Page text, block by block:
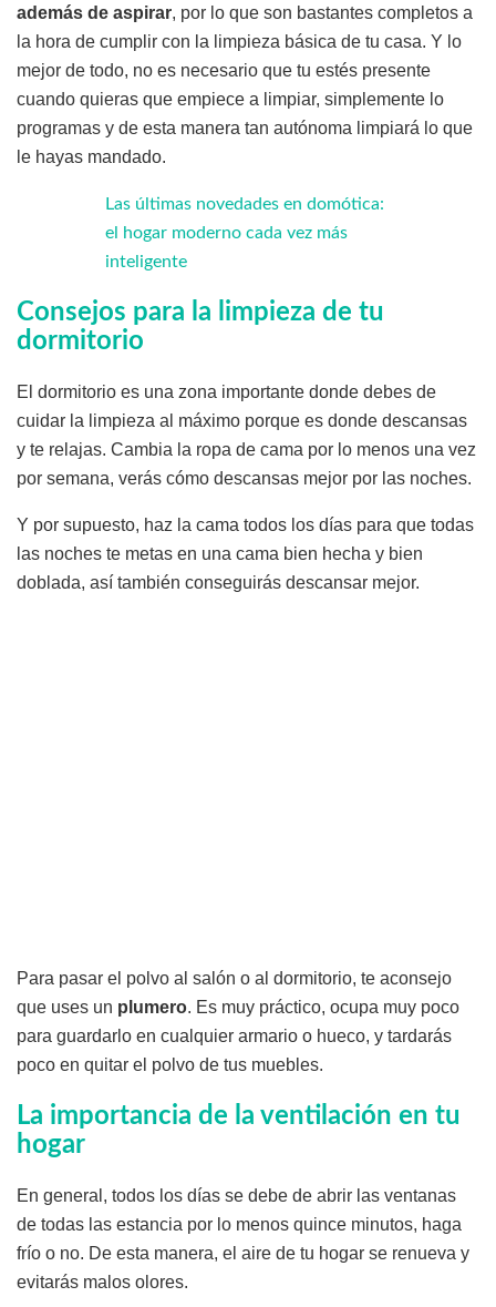
además de aspirar, por lo que son bastantes completos a
la hora de cumplir con la limpieza básica de tu casa. Y lo
mejor de todo, no es necesario que tu estés presente
cuando quieras que empiece a limpiar, simplemente lo
programas y de esta manera tan autónoma limpiará lo que
le hayas mandado.
Las últimas novedades en domótica:
el hogar moderno cada vez más
inteligente
Consejos para la limpieza de tu
dormitorio
El dormitorio es una zona importante donde debes de
cuidar la limpieza al máximo porque es donde descansas
y te relajas. Cambia la ropa de cama por lo menos una vez
por semana, verás cómo descansas mejor por las noches.
Y por supuesto, haz la cama todos los días para que todas
las noches te metas en una cama bien hecha y bien
doblada, así también conseguirás descansar mejor.
Para pasar el polvo al salón o al dormitorio, te aconsejo
que uses un plumero. Es muy práctico, ocupa muy poco
para guardarlo en cualquier armario o hueco, y tardarás
poco en quitar el polvo de tus muebles.
La importancia de la ventilación en tu
hogar
En general, todos los días se debe de abrir las ventanas
de todas las estancia por lo menos quince minutos, haga
frío o no. De esta manera, el aire de tu hogar se renueva y
evitarás malos olores.